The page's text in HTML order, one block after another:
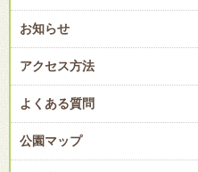
お知らせ
アクセス方法
よくある質問
公園マップ